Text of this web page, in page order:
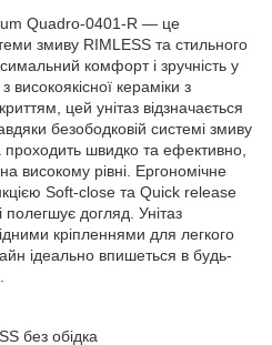
Quadro-0401-R — це
змиву RIMLESS та стильного
комфорт і зручність у
високоякісної кераміки з
цей унітаз відзначається
безободковій системі змиву
швидко та ефективно,
на високому рівні. Ергономічне
Soft-close та Quick release
догляд. Унітаз
кріпленнями для легкого
ідеально впишеться в будь-
без обідка